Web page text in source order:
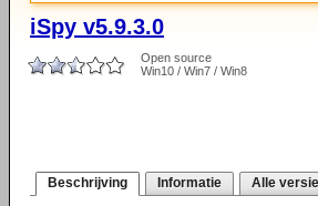
iSpy v5.9.3.0
Open source
Win10 / Win7 / Win8
Beschrijving Informatie Alle